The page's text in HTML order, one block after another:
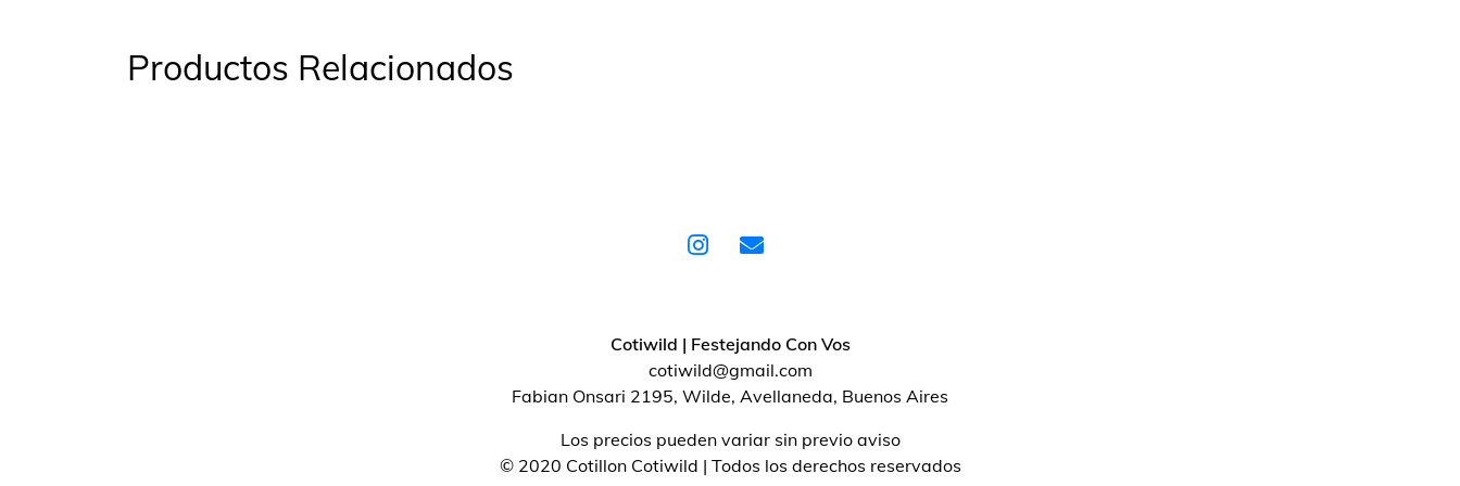
Productos Relacionados
Cotiwild | Festejando Con Vos
cotiwild@gmail.com
Fabian Onsari 2195, Wilde, Avellaneda, Buenos Aires
Los precios pueden variar sin previo aviso
© 2020 Cotillon Cotiwild | Todos los derechos reservados